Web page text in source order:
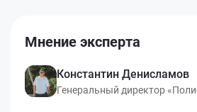
Мнение эксперта
Константин Денисламов
Генеральный директор